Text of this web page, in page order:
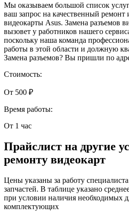
Мы оказываем большой список
ваш запрос на качественный ремонт
видеокарты Asus. Замена разъемов
вызовет у работников нашего
поскольку наша команда
работы в этой области и должную
Замена разъемов? Вы пришли по
Стоимость:
От 500 ₽
Время работы:
От 1 час
Прайслист на другие
ремонту видеокарт
Цены указаны за работу
запчастей. В таблице указано
при условии наличия необходимых
комплектующих